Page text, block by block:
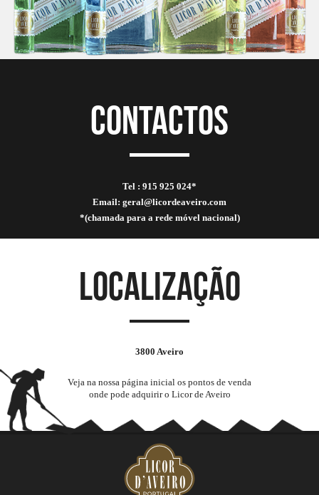
contactos
Tel : 915 925 024*
Email: geral@licordeaveiro.com
*(chamada para a rede móvel nacional)
localização
3800 Aveiro
Veja na nossa página inicial os pontos de venda
onde pode adquirir o Licor de Aveiro